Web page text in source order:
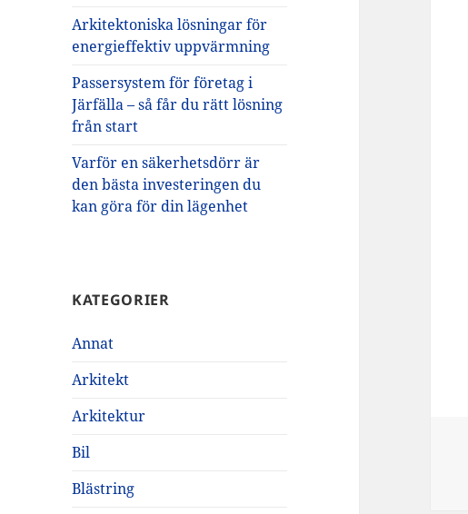
Arkitektoniska lösningar för
energieffektiv uppvärmning
Passersystem för företag i
Järfälla – så får du rätt lösning
från start
Varför en säkerhetsdörr är
den bästa investeringen du
kan göra för din lägenhet
KATEGORIER
Annat
Arkitekt
Arkitektur
Bil
Blästring